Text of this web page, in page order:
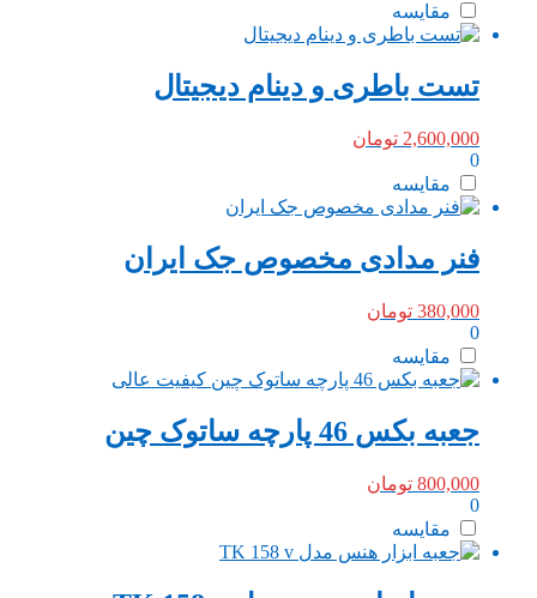
مقایسه
تست باطری و دینام دیجیتال
2,600,000 تومان
0
مقایسه
فنر مدادی مخصوص جک ایران
380,000 تومان
0
مقایسه
جعبه بکس 46 پارچه ساتوک چین
800,000 تومان
0
مقایسه